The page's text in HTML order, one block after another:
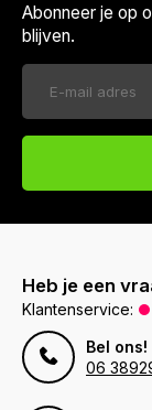
Abonneer je op
blijven.
Heb je een
Klantenservice:
Bel ons!
06